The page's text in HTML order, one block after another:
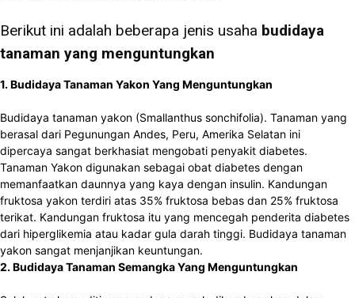
Berikut ini adalah beberapa jenis usaha budidaya
tanaman yang menguntungkan
1. Budidaya Tanaman Yakon Yang Menguntungkan
Budidaya tanaman yakon (Smallanthus sonchifolia). Tanaman yang
berasal dari Pegunungan Andes, Peru, Amerika Selatan ini
dipercaya sangat berkhasiat mengobati penyakit diabetes.
Tanaman Yakon digunakan sebagai obat diabetes dengan
memanfaatkan daunnya yang kaya dengan insulin. Kandungan
fruktosa yakon terdiri atas 35% fruktosa bebas dan 25% fruktosa
terikat. Kandungan fruktosa itu yang mencegah penderita diabetes
dari hiperglikemia atau kadar gula darah tinggi. Budidaya tanaman
yakon sangat menjanjikan keuntungan.
2. Budidaya Tanaman Semangka Yang Menguntungkan